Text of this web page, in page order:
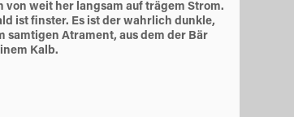
weit her langsam auf trägem Strom.
ist ﬁnster. Es ist der wahrlich dunkle,
samtigen Atrament, aus dem der Bär
Kalb.